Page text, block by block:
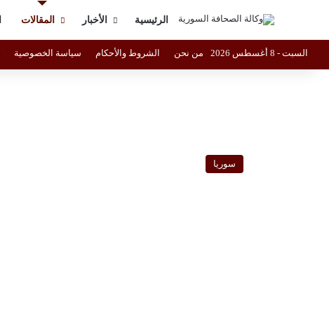
الرئيسية الأخبار المقالات
السبت - 8 أغسطس 2026 من نحن الشروط والأحكام سياسة الخصوصية
سوريا